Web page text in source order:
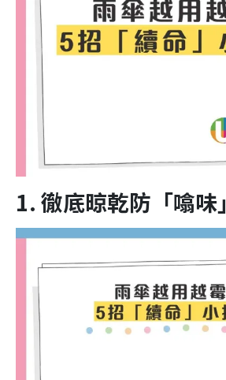
1. 徹底晾乾防「噏味」